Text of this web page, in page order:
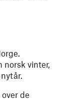
norsk vinter,
de